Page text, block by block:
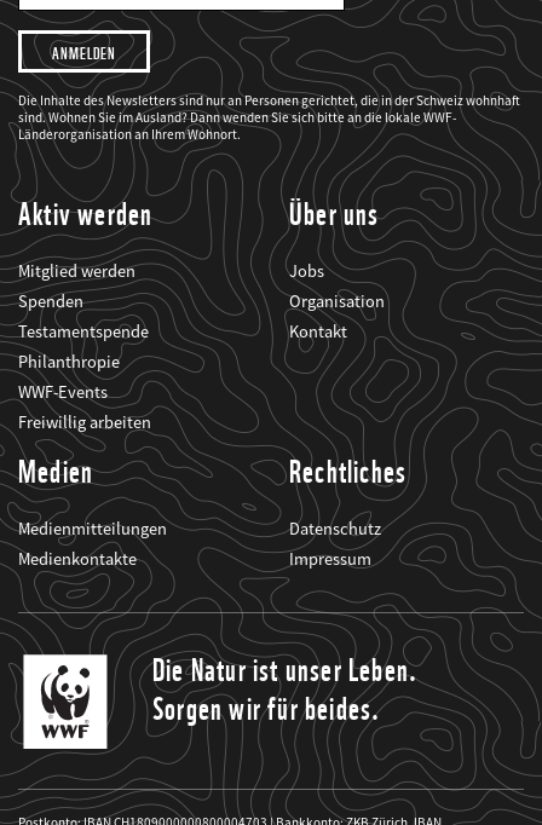
Adresse
Ich
möchte,
dass
der
WWF
mich
über
seine
Projekte
informiert.
Die Inhalte des Newsletters sind nur an Personen gerichtet, die in der Schweiz wohnhaft
sind. Wohnen Sie im Ausland? Dann wenden Sie sich bitte an die lokale WWF-
Länderorganisation an Ihrem Wohnort.
Aktiv werden
Mitglied werden
Spenden
Testamentspende
Philanthropie
WWF-Events
Freiwillig arbeiten
Über uns
Jobs
Organisation
Kontakt
Medien
Medienmitteilungen
Medienkontakte
Rechtliches
Datenschutz
Impressum
Die Natur ist unser Leben.
Sorgen wir für beides.